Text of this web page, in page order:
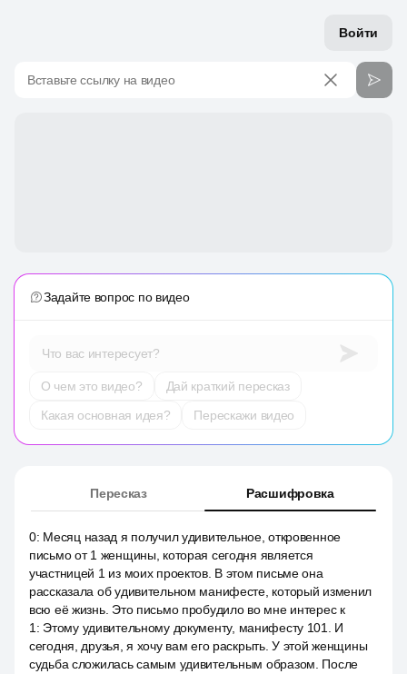
Войти
Вставьте ссылку на видео
Задайте вопрос по видео
Что вас интересует?
О чем это видео?
Дай краткий пересказ
Какая основная идея?
Перескажи видео
Пересказ Расшифровка
0: Месяц назад я получил удивительное, откровенное
письмо от 1 женщины, которая сегодня является
участницей 1 из моих проектов. В этом письме она
рассказала об удивительном манифесте, который изменил
всю её жизнь. Это письмо пробудило во мне интерес к
1 : Этому удивительному документу, манифесту 101. И
сегодня, друзья, я хочу вам его раскрыть. У этой женщины
судьба сложилась самым удивительным образом. После